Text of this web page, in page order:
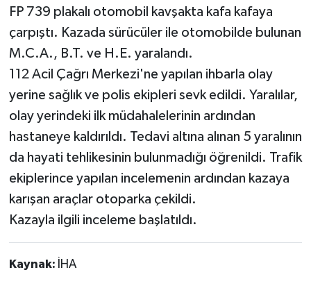
FP 739 plakalı otomobil kavşakta kafa kafaya
çarpıştı. Kazada sürücüler ile otomobilde bulunan
M.C.A., B.T. ve H.E. yaralandı.
112 Acil Çağrı Merkezi'ne yapılan ihbarla olay
yerine sağlık ve polis ekipleri sevk edildi. Yaralılar,
olay yerindeki ilk müdahalelerinin ardından
hastaneye kaldırıldı. Tedavi altına alınan 5 yaralının
da hayati tehlikesinin bulunmadığı öğrenildi. Trafik
ekiplerince yapılan incelemenin ardından kazaya
karışan araçlar otoparka çekildi.
Kazayla ilgili inceleme başlatıldı.
Kaynak: İHA